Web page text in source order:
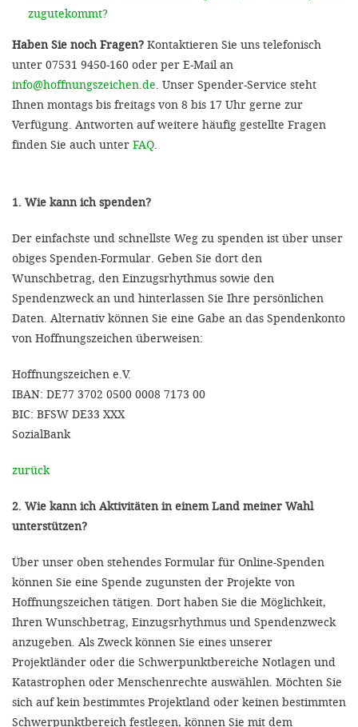
zugutekommt?
Haben Sie noch Fragen? Kontaktieren Sie uns telefonisch
unter 07531 9450-160 oder per E-Mail an
info@hoffnungszeichen.de. Unser Spender-Service steht
Ihnen montags bis freitags von 8 bis 17 Uhr gerne zur
Verfügung. Antworten auf weitere häufig gestellte Fragen
finden Sie auch unter FAQ.
1. Wie kann ich spenden?
Der einfachste und schnellste Weg zu spenden ist über unser
obiges Spenden-Formular. Geben Sie dort den
Wunschbetrag, den Einzugsrhythmus sowie den
Spendenzweck an und hinterlassen Sie Ihre persönlichen
Daten. Alternativ können Sie eine Gabe an das Spendenkonto
von Hoffnungszeichen überweisen:
Hoffnungszeichen e.V.
IBAN: DE77 3702 0500 0008 7173 00
BIC: BFSW DE33 XXX
SozialBank
zurück
2. Wie kann ich Aktivitäten in einem Land meiner Wahl
unterstützen?
Über unser oben stehendes Formular für Online-Spenden
können Sie eine Spende zugunsten der Projekte von
Hoffnungszeichen tätigen. Dort haben Sie die Möglichkeit,
Ihren Wunschbetrag, Einzugsrhythmus und Spendenzweck
anzugeben. Als Zweck können Sie eines unserer
Projektländer oder die Schwerpunktbereiche Notlagen und
Katastrophen oder Menschenrechte auswählen. Möchten Sie
sich auf kein bestimmtes Projektland oder keinen bestimmten
Schwerpunktbereich festlegen, können Sie mit dem